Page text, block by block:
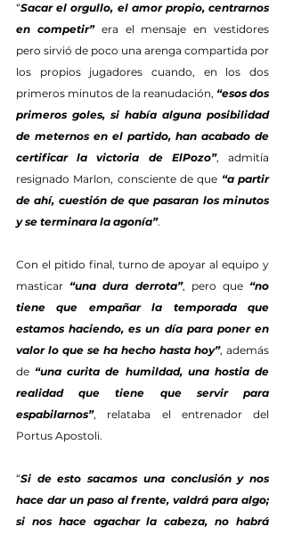
“Sacar el orgullo, el amor propio, centrarnos
en competir” era el mensaje en vestidores
pero sirvió de poco una arenga compartida por
los propios jugadores cuando, en los dos
primeros minutos de la reanudación, “esos dos
primeros goles, si había alguna posibilidad
de meternos en el partido, han acabado de
certificar la victoria de ElPozo”, admitía
resignado Marlon, consciente de que “a partir
de ahí, cuestión de que pasaran los minutos
y se terminara la agonía”.
Con el pitido final, turno de apoyar al equipo y
masticar “una dura derrota”, pero que “no
tiene que empañar la temporada que
estamos haciendo, es un día para poner en
valor lo que se ha hecho hasta hoy”, además
de “una curita de humildad, una hostia de
realidad que tiene que servir para
espabilarnos”, relataba el entrenador del
Portus Apostoli.
“Si de esto sacamos una conclusión y nos
hace dar un paso al frente, valdrá para algo;
si nos hace agachar la cabeza, no habrá